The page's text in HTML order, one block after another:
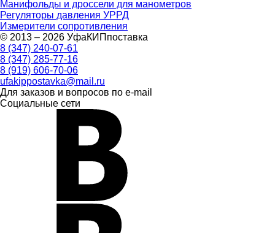
Манифольды и дроссели для манометров
Регуляторы давления УРРД
Измерители сопротивления
© 2013 – 2026 УфаКИПпоставка
8 (347) 240-07-61
8 (347) 285-77-16
8 (919) 606-70-06
ufakippostavka@mail.ru
Для заказов и вопросов по e-mail
Социальные сети